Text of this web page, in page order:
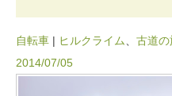
自転車 | ヒルクライム
古道の
2014/07/05